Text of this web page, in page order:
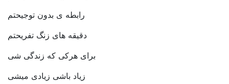
رابطه ی بدون توجیحتم
دقیقه های زنگ تفریحتم
برای هرکی که زندگی شی
زیاد باشی زیادی میشی